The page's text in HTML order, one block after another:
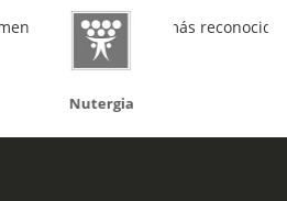
de las marcas más
Nutergia 100%